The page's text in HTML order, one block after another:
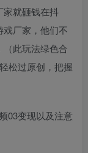
家就砸钱在抖
厂家，他们不
此玩法绿色合
松过原创，把握
03变现以及注意